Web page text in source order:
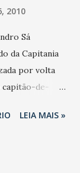
para o
e estão
Cultura e
2010
Sá
da Capitania
por volta
capitão-de-
vice-
LEIA MAIS »